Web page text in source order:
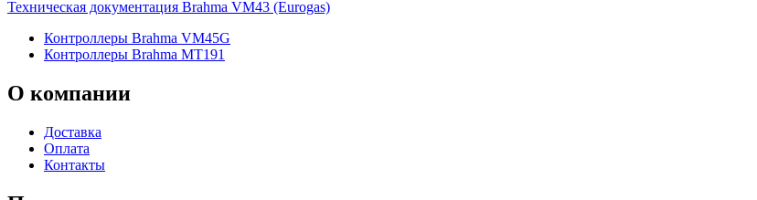
Техническая документация Brahma VM43 (Eurogas)
Контроллеры Brahma VM45G
Контроллеры Brahma MT191
О компании
Доставка
Оплата
Контакты